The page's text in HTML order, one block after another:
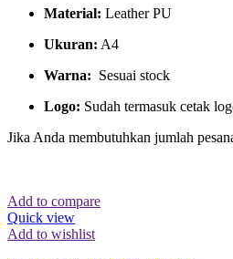
Material: Leather PU
Ukuran: A4
Warna: Sesuai stock
Logo: Sudah termasuk cetak
Jika Anda membutuhkan jumlah
Add to compare
Quick view
Add to wishlist